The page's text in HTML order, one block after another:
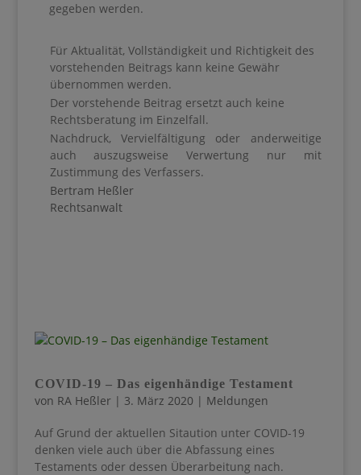
gegeben werden.
Für Aktualität, Vollständigkeit und Richtigkeit des
vorstehenden Beitrags kann keine Gewähr
übernommen werden.
Der vorstehende Beitrag ersetzt auch keine
Rechtsberatung im Einzelfall.
Nachdruck, Vervielfältigung oder anderweitige
auch auszugsweise Verwertung nur mit
Zustimmung des Verfassers.
Bertram Heßler
Rechtsanwalt
COVID-19 – Das eigenhändige Testament
von RA Heßler| 3. März 2020 | Meldungen
Auf Grund der aktuellen Sitaution unter COVID-19
denken viele auch über die Abfassung eines
Testaments oder dessen Überarbeitung nach.